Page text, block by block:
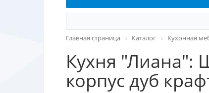
Главная страница Каталог Кухонная
Кухня "Лиана":
корпус дуб